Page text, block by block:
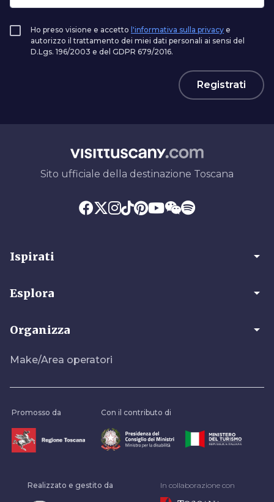
Ho preso visione e accetto l'informativa sulla privacy e
autorizzo il trattamento dei miei dati personali ai sensi del
D.Lgs. 196/2003 e del GDPR 679/2016.
Registrati
Sito ufficiale della destinazione Toscana
Ispirati arrow_drop_down
Esplora arrow_drop_down
Organizza arrow_drop_down
Make/Area operatori
Promosso da Con il contributo di
Realizzato e gestito da In collaborazione con